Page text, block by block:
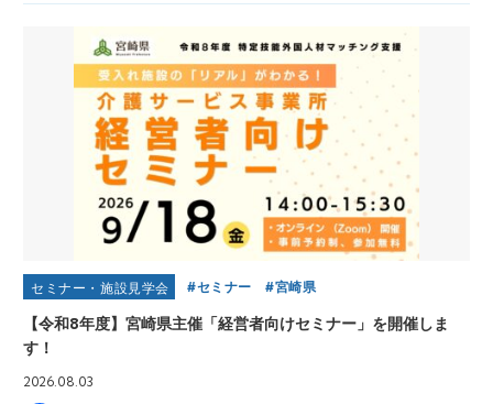
セミナー・施設見学会 セミナー 宮崎県
【令和8年度】宮崎県主催「経営者向けセミナー」を開催しま
す！
2026.08.03